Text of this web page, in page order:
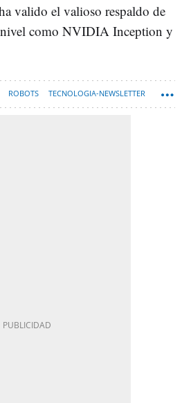
valido el valioso respaldo de
nivel como NVIDIA Inception y
ROBOTS TECNOLOGIA-NEWSLETTER